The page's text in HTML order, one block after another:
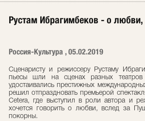
Рустам Ибрагимбеков - о любви,
Россия-Культура , 05.02.2019
Сценаристу и режиссеру Рустаму
пьесы шли на сценах разных
удостаивались престижных
решил отпраздновать премьерой
Cetera, где выступил в роли автора и
хочется говорить о любви, вслед за
покорны.